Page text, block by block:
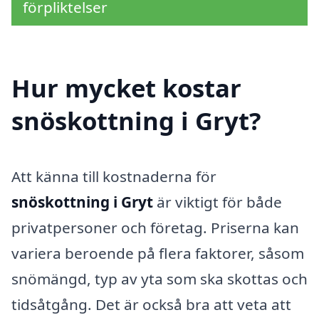
förpliktelser
Hur mycket kostar
snöskottning i Gryt?
Att känna till kostnaderna för
snöskottning i Gryt är viktigt för både
privatpersoner och företag. Priserna kan
variera beroende på flera faktorer, såsom
snömängd, typ av yta som ska skottas och
tidsåtgång. Det är också bra att veta att